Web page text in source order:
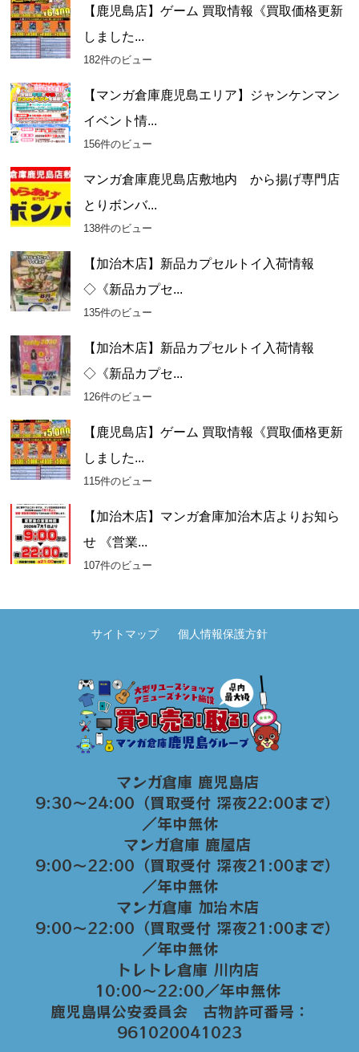
【鹿児島店】ゲーム 買取情報《買取価格更新
しました...
182件のビュー
【マンガ倉庫鹿児島エリア】ジャンケンマン
イベント情...
156件のビュー
マンガ倉庫鹿児島店敷地内 から揚げ専門店
とりボンバ...
138件のビュー
【加治木店】新品カプセルトイ入荷情報
◇《新品カプセ...
135件のビュー
【加治木店】新品カプセルトイ入荷情報
◇《新品カプセ...
126件のビュー
【鹿児島店】ゲーム 買取情報《買取価格更新
しました...
115件のビュー
【加治木店】マンガ倉庫加治木店よりお知ら
せ 《営業...
107件のビュー
サイトマップ 個人情報保護方針
マンガ倉庫 鹿児島店
9:30～24:00（買取受付 深夜22:00まで）
／年中無休
マンガ倉庫 鹿屋店
9:00～22:00（買取受付 深夜21:00まで）
／年中無休
マンガ倉庫 加治木店
9:00〜22:00（買取受付 深夜21:00まで）
／年中無休
トレトレ倉庫 川内店
10:00〜22:00／年中無休
鹿児島県公安委員会 古物許可番号：
961020041023